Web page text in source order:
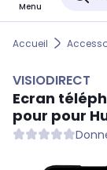
Accéder
Menu
Accueil
VISIODIRECT
Ecran
pour pour